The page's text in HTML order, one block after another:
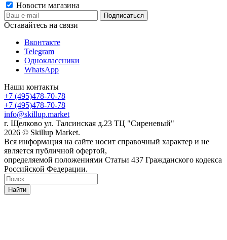
Новости магазина
Оставайтесь на связи
Вконтакте
Telegram
Одноклассники
WhatsApp
Наши контакты
+7 (495)478-70-78
+7 (495)478-70-78
info@skillup.market
г. Щелково ул. Талсинская д.23 ТЦ "Сиреневый"
2026 © Skillup Market.
Вся информация на сайте носит справочный характер и не
является публичной офертой,
определяемой положениями Статьи 437 Гражданского кодекса
Российской Федерации.
Найти